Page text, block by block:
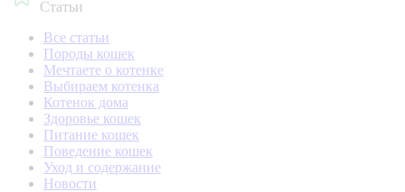
Статьи
Все статьи
Породы кошек
Мечтаете о котенке
Выбираем котенка
Котенок дома
Здоровье кошек
Питание кошек
Поведение кошек
Уход и содержание
Новости